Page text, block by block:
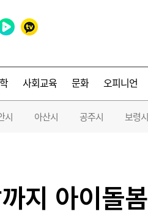
사회교육 문화 오피니언
시 아산시 공주시 보령시
지 아이돌